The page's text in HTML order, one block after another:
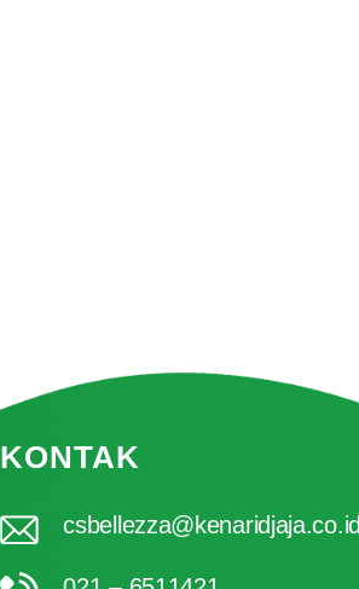
KONTAK
csbellezza@kenaridjaja.co.id